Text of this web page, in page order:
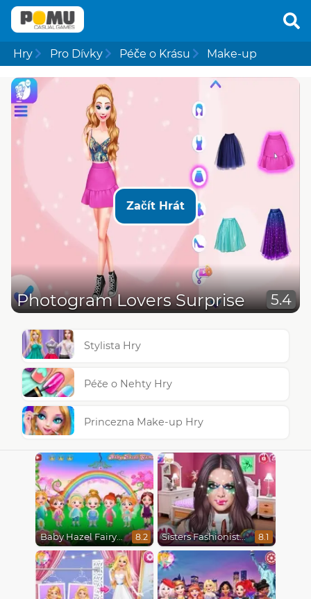
Hry Pro Dívky Péče o Krásu Make-up
Začít Hrát
Photogram Lovers Surprise 5.4
Stylista Hry
Péče o Nehty Hry
Princezna Make-up Hry
Baby Hazel Fairyland Ballet 8.2 Sisters Fashionista Makeup 8.1